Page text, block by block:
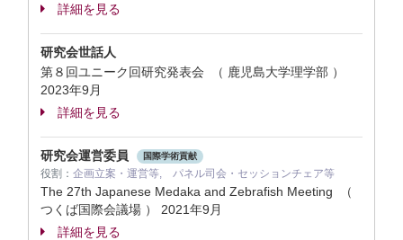
詳細を見る
研究会世話人
第８回ユニーク回研究発表会 （ 鹿児島大学理学部 ）
2023年9月
詳細を見る
研究会運営委員 国際学術貢献
役割： 企画立案・運営等, パネル司会・セッションチェア等
The 27th Japanese Medaka and Zebrafish Meeting （
つくば国際会議場 ） 2021年9月
詳細を見る